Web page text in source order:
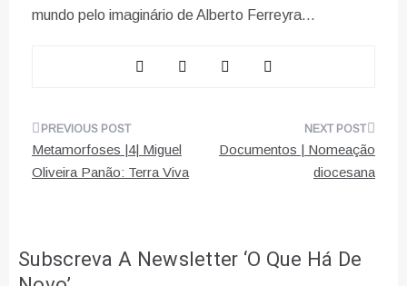
mundo pelo imaginário de Alberto Ferreyra…
Navegação
de
Metamorfoses |4| Miguel
Oliveira Panão: Terra Viva
Documentos | Nomeação
diocesana
Subscreva A Newsletter ‘O Que Há De